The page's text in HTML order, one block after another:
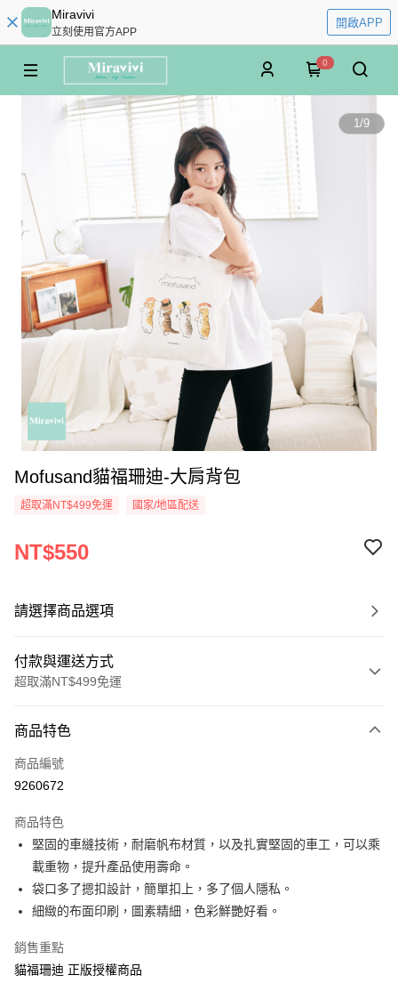
Miravivi
立刻使用官方APP
開啟APP
0
1/9
Mofusand貓福珊迪-大肩背包
超取滿NT$499免運 國家/地區配送
NT$550
請選擇商品選項
付款與運送方式
超取滿NT$499免運
信用卡一次付款
超商取貨付款
Apple Pay
街口支付
悠遊付
AFTEE先享後付
相關說明
商品特色
商品編號
9260672
商品特色
堅固的車縫技術，耐磨帆布材質，以及扎實堅固的車工，可以乘
載重物，提升產品使用壽命。
袋口多了摁扣設計，簡單扣上，多了個人隱私。
細緻的布面印刷，圖素精細，色彩鮮艷好看。
銷售重點
貓福珊迪 正版授權商品